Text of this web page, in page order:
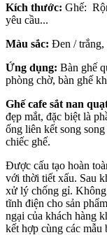
Kích thước: Ghế:
yêu cầu...
Màu sắc: Đen / trắng,
Ứng dụng: Bàn ghế
phòng chờ, bàn ghế
Ghế cafe sắt nan
đẹp mắt, đặc biệt là
ống liên kết song
chiếc ghế.
Được cấu tạo hoàn
với thời tiết xấu. Sau
xử lý chống gỉ. Không
tĩnh điện cho sản
ngại của khách hàng
kết hợp cùng các mẫu